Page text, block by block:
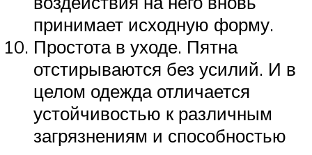
принимает исходную форму.
Простота в уходе. Пятна
отстирываются без усилий. И в
целом одежда отличается
устойчивостью к различным
загрязнениям и способностью